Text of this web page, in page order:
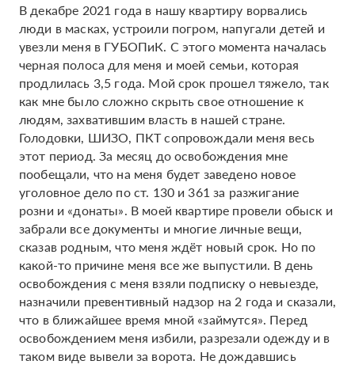
В декабре 2021 года в нашу квартиру ворвались
люди в масках, устроили погром, напугали детей и
увезли меня в ГУБОПиК. С этого момента началась
черная полоса для меня и моей семьи, которая
продлилась 3,5 года. Мой срок прошел тяжело, так
как мне было сложно скрыть свое отношение к
людям, захватившим власть в нашей стране.
Голодовки, ШИЗО, ПКТ сопровождали меня весь
этот период. За месяц до освобождения мне
пообещали, что на меня будет заведено новое
уголовное дело по ст. 130 и 361 за разжигание
розни и «донаты». В моей квартире провели обыск и
забрали все документы и многие личные вещи,
сказав родным, что меня ждёт новый срок. Но по
какой-то причине меня все же выпустили. В день
освобождения с меня взяли подписку о невыезде,
назначили превентивный надзор на 2 года и сказали,
что в ближайшее время мной «займутся». Перед
освобождением меня избили, разрезали одежду и в
таком виде вывели за ворота. Не дождавшись